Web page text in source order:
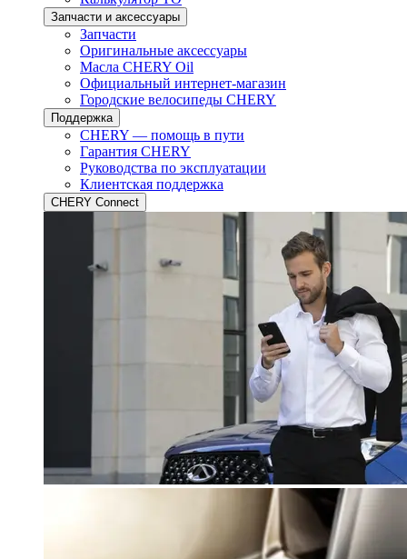
Запчасти и аксессуары
Запчасти
Оригинальные аксессуары
Масла CHERY Oil
Официальный интернет-магазин
Городские велосипеды CHERY
Поддержка
CHERY — помощь в пути
Гарантия CHERY
Руководства по эксплуатации
Клиентская поддержка
CHERY Connect